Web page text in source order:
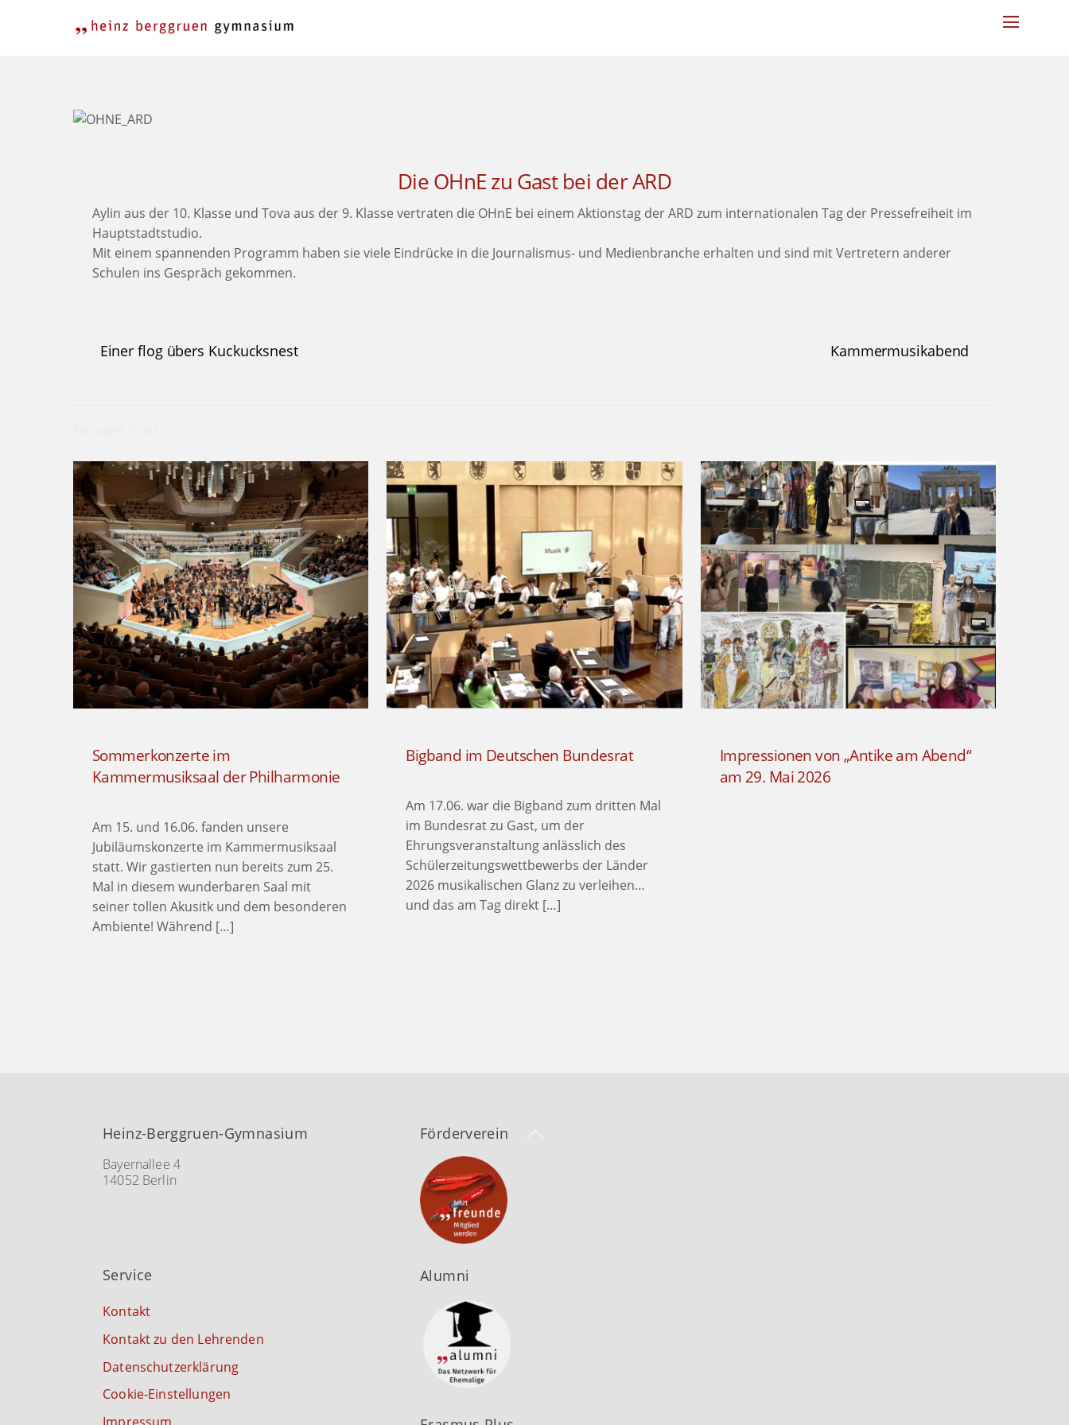
Menu
Die OHnE zu Gast bei der ARD
Aylin aus der 10. Klasse und Tova aus der 9. Klasse vertraten die OHnE bei einem Aktionstag der ARD zum internationalen Tag der Pressefreiheit im
Hauptstadtstudio.
Mit einem spannenden Programm haben sie viele Eindrücke in die Journalismus- und Medienbranche erhalten und sind mit Vertretern anderer
Schulen ins Gespräch gekommen.
Einer flog übers Kuckucksnest Kammermusikabend
Sommerkonzerte im
Kammermusiksaal der Philharmonie
Am 15. und 16.06. fanden unsere
Jubiläumskonzerte im Kammermusiksaal
statt. Wir gastierten nun bereits zum 25.
Mal in diesem wunderbaren Saal mit
seiner tollen Akusitk und dem besonderen
Ambiente! Während […]
Bigband im Deutschen Bundesrat
Am 17.06. war die Bigband zum dritten Mal
im Bundesrat zu Gast, um der
Ehrungsveranstaltung anlässlich des
Schülerzeitungswettbewerbs der Länder
2026 musikalischen Glanz zu verleihen…
und das am Tag direkt […]
Impressionen von „Antike am Abend“
am 29. Mai 2026
Heinz-Berggruen-Gymnasium
Bayernallee 4
14052 Berlin
Service
Kontakt
Kontakt zu den Lehrenden
Datenschutzerklärung
Cookie-Einstellungen
Förderverein
Alumni